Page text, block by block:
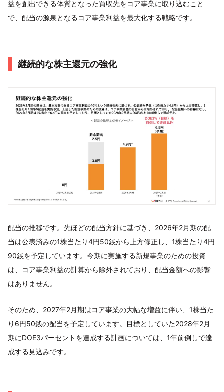
益を創出できる体質となった買収先をコア事業に取り込むこと
で、配当の源泉となるコア事業利益を最大化する戦略です。
継続的な株主還元の強化
配当の推移です。先ほどの配当方針に基づき、2026年2月期の配
当は公表済みの1株当たり4円50銭から上方修正し、1株当たり4円
90銭を予定しています。今期に実施する新規事業のための投資
は、コア事業利益の計算から除外されており、配当金額への影響
はありません。
そのため、2027年2月期はコア事業の大幅な増益に伴い、1株当た
り6円50銭の配当を予定しています。目標としていた2028年2月
期にDOE3パーセントを達成する計画については、1年前倒しで達
成する見込みです。